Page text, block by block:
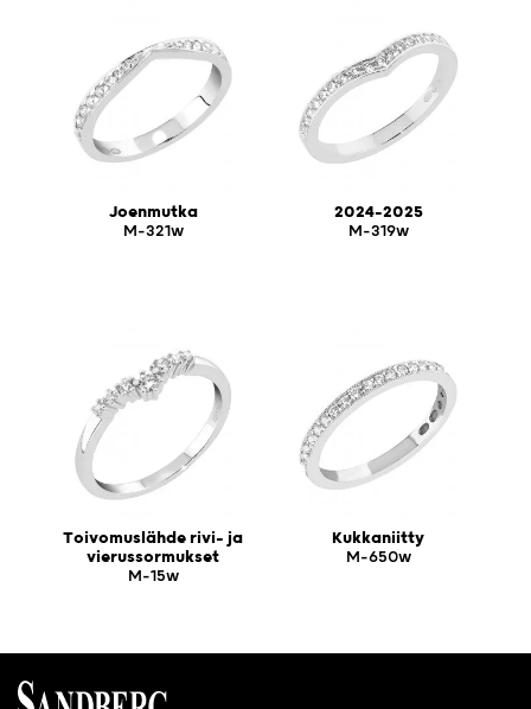
Joenmutka
M-321w
2024-2025
M-319w
Toivomuslähde rivi- ja
vierussormukset
M-15w
Kukkaniitty
M-650w